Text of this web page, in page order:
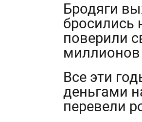
Бродяги
бросились
поверили
миллионов
Все эти
деньгами
перевели